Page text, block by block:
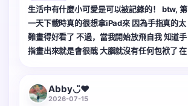
生活中有什麼小可愛是可以被記錄的！ btw, 第
一天下載時真的很想拿iPad來 因為手指真的太
難畫得好看了 不過，當我開始放飛自我 知道手
指畫出來就是會很醜 大腦就沒有任何包袱了 在
足與快樂 🥹✨ 太喜歡太療癒！ 而且UI跟UX都太
Abby◡̈♥︎
2026-07-15